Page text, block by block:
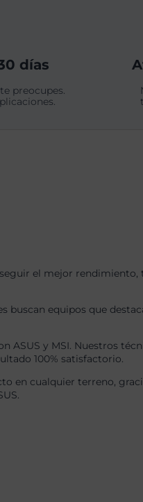
días
preocupes.
el mejor
buscan equipos que
y MSI. Nuestros
100% satisfactorio.
en cualquier terreno,